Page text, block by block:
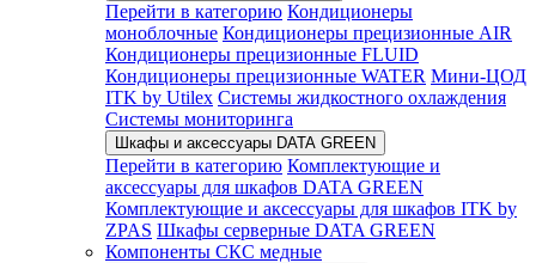
Перейти в категорию Кондиционеры
моноблочные Кондиционеры прецизионные AIR
Кондиционеры прецизионные FLUID
Кондиционеры прецизионные WATER Мини-ЦОД
ITK by Utilex Системы жидкостного охлаждения
Системы мониторинга
Шкафы и аксессуары DATA GREEN
Перейти в категорию Комплектующие и
аксессуары для шкафов DATA GREEN
Комплектующие и аксессуары для шкафов ITK by
ZPAS Шкафы серверные DATA GREEN
Компоненты СКС медные